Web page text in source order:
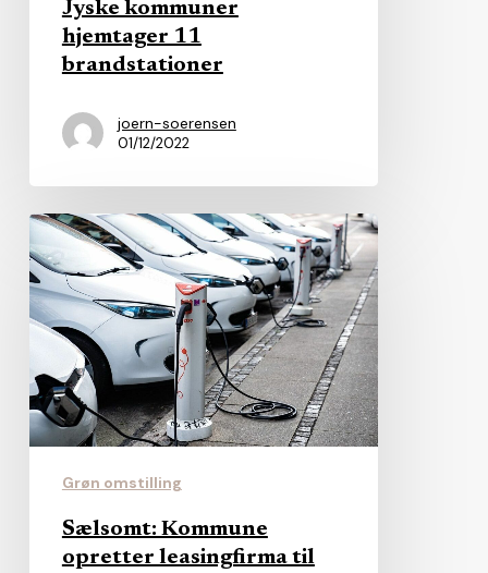
Jyske kommuner
hjemtager 11
brandstationer
joern-soerensen
01/12/2022
Sælsomt:
Kommune
opretter
leasingfirma
egne
elbiler
Grøn omstilling
Sælsomt: Kommune
opretter leasingfirma til